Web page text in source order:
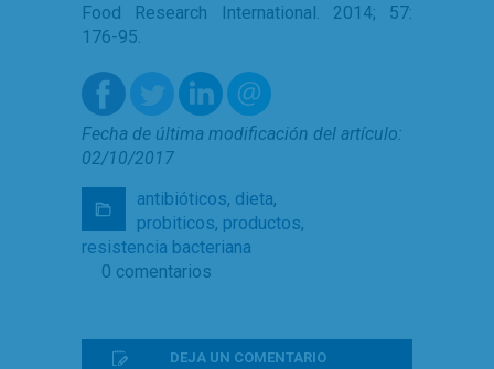
Food Research International. 2014; 57:
176-95.
Fecha de última modificación del artículo:
02/10/2017
antibióticos, dieta,
probiticos, productos,
resistencia bacteriana
0 comentarios
DEJA UN COMENTARIO